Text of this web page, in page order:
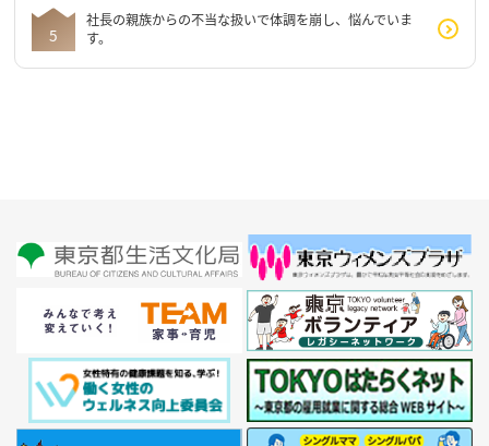
社長の親族からの不当な扱いで体調を崩し、悩んでいま
す。